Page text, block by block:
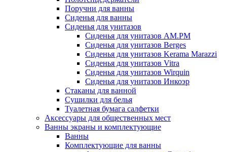
Поручни для ванны
Сиденья для ванны
Сиденья для унитазов
Сиденья для унитазов AM.PM
Сиденья для унитазов Berges
Сиденья для унитазов Kerama Marazzi
Сиденья для унитазов Vitra
Сиденья для унитазов Wirquin
Сиденья для унитазов Инкоэр
Стаканы для ванной
Сушилки для белья
Туалетная бумага салфетки
Аксессуары для общественных мест
Ванны экраны и комплектующие
Ванны
Комплектующие для ванны